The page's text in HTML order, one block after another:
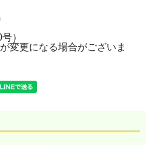
）
変更になる場合がございま